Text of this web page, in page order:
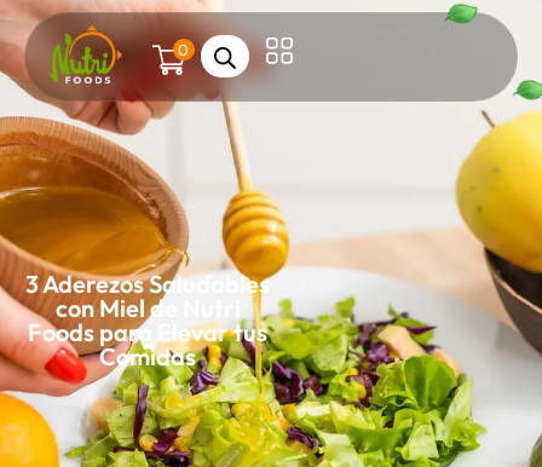
0
3 Aderezos Saludables
con Miel de Nutri
Foods para Elevar tus
Comidas